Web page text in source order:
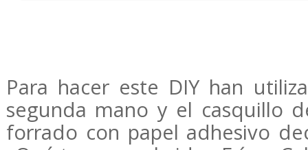
Para hacer este DIY han
segunda mano y el casquillo
forrado con papel adhesivo